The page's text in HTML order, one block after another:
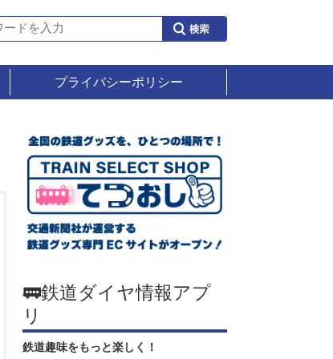
プライバシーポリシー
🚃鉄道ダイヤ情報アプ
リ
鉄道趣味をもっと楽しく！